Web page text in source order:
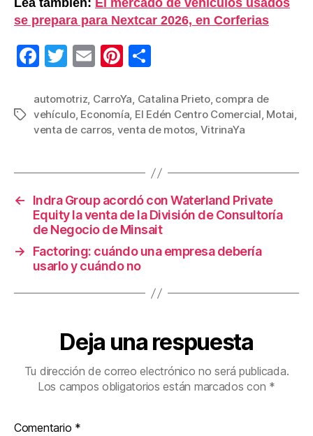
se prepara para Nextcar 2026, en Corferias
F
c
e
o
o
k
T
tt
er
E
ail
Pi
er
e
m
p
tir
Etiquetas
automotriz, CarroYa, Catalina Prieto, compra de
vehículo, Economía, El Edén Centro Comercial, Motai,
venta de carros, venta de motos, VitrinaYa
←
Indra Group acordó con Waterland Private
Equity la venta de la División de Consultoría
de Negocio de Minsait
→
Factoring: cuándo una empresa debería
usarlo y cuándo no
Deja una respuesta
Tu dirección de correo electrónico no será publicada.
Los campos obligatorios están marcados con *
Comentario *